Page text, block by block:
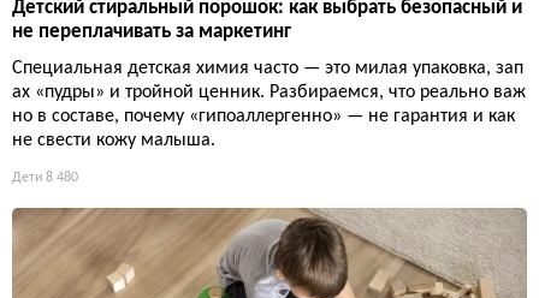
Детский стиральный порошок: как выбрать безопасный и
не переплачивать за маркетинг
Специальная детская химия часто — это милая упаковка, зап
ах «пудры» и тройной ценник. Разбираемся, что реально важ
но в составе, почему «гипоаллергенно» — не гарантия и как
не свести кожу малыша.
Дети 8 480